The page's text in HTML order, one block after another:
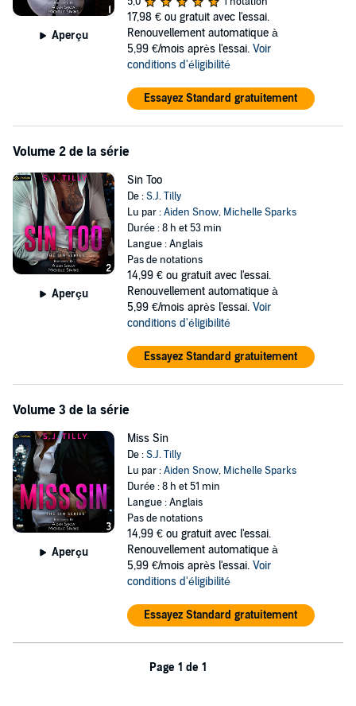
And when his past comes back to haunt him, love might not be
enough to save me.
©2023 S.J. Tilly (P)2023 Podium Audio
Aperçu
17,98 € ou gratuit avec l'essai.
Renouvellement automatique à
5,99 €/mois après l'essai. Voir
conditions d'éligibilité
Essayez Standard gratuitement
Volume 2 de la série
Aperçu
Sin Too
De :S.J. Tilly
Lu par :Aiden Snow, Michelle Sparks
Durée : 8 h et 53 min
Langue : Anglais
Pas de notations
14,99 € ou gratuit avec l'essai.
Renouvellement automatique à
5,99 €/mois après l'essai. Voir
conditions d'éligibilité
Essayez Standard gratuitement
Volume 3 de la série
Aperçu
Miss Sin
De :S.J. Tilly
Lu par :Aiden Snow, Michelle Sparks
Durée : 8 h et 51 min
Langue : Anglais
Pas de notations
14,99 € ou gratuit avec l'essai.
Renouvellement automatique à
5,99 €/mois après l'essai. Voir
conditions d'éligibilité
Essayez Standard gratuitement
Page 1 de 1